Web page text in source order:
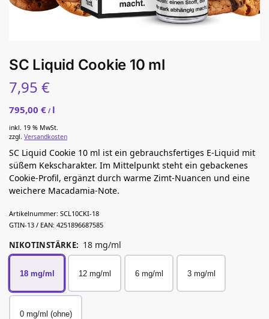
SC Liquid Cookie 10 ml
7,95 €
795,00 € / l
inkl. 19 % MwSt.
zzgl. Versandkosten
SC Liquid Cookie 10 ml ist ein gebrauchsfertiges E-Liquid mit
süßem Kekscharakter. Im Mittelpunkt steht ein gebackenes
Cookie-Profil, ergänzt durch warme Zimt-Nuancen und eine
weichere Macadamia-Note.
Artikelnummer: SCL10CKI-18
GTIN-13 / EAN: 4251896687585
NIKOTINSTÄRKE: 18 mg/ml
18 mg/ml 12 mg/ml 6 mg/ml 3 mg/ml
0 mg/ml (ohne)